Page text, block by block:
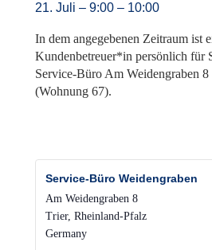
21. Juli – 9:00 – 10:00
In dem angegebenen Zeitraum ist
Kundenbetreuer*in persönlich für
Service-Büro Am Weidengraben 8
(Wohnung 67).
Service-Büro Weidengraben
Am Weidengraben 8
Trier, Rheinland-Pfalz
Germany